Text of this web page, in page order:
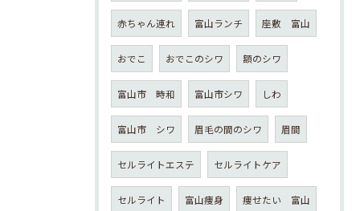
赤ちゃん連れ 富山ランチ 座敷 富山
おでこ おでこのシワ 額のシワ
富山市 時和 富山市シワ しわ
富山市 シワ 眉毛の間のシワ 眉間
セルライトエステ セルライトケア
セルライト 富山痩身 痩せたい 富山